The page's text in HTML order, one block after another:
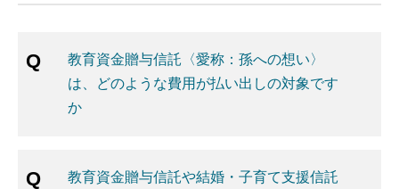
教育資金贈与信託〈愛称：孫への想い〉
は、どのような費用が払い出しの対象です
か
教育資金贈与信託や結婚・子育て支援信託